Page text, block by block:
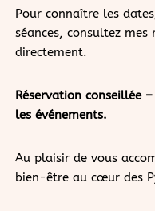
Pour connaître les
séances, consultez
directement.
Réservation conseillée
les événements.
Au plaisir de vous
bien-être au cœur des